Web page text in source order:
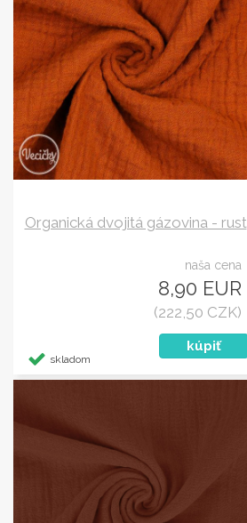
Organická dvojitá gázovina - rust
naša cena
8,90 EUR
(222,50 CZK)
skladom